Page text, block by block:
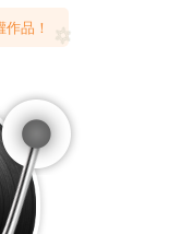
品！